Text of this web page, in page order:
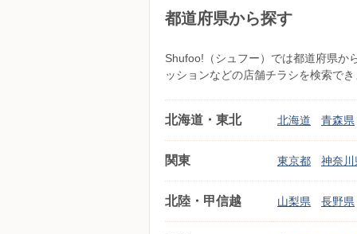
都道府県から探す
Shufoo!（シュフー）では都道府県か
ッションなどの店舗チラシを検索でき
北海道・東北 北海道 青森県
関東 東京都 神奈川
北陸・甲信越 山梨県 長野県